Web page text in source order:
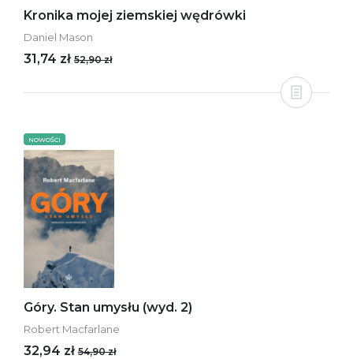
Kronika mojej ziemskiej wędrówki
Daniel Mason
31,74 zł 52,90 zł
NOWOŚCI
Góry. Stan umysłu (wyd. 2)
Robert Macfarlane
32,94 zł 54,90 zł